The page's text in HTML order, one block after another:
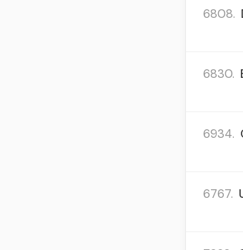
6808.
6830.
6934.
6767.